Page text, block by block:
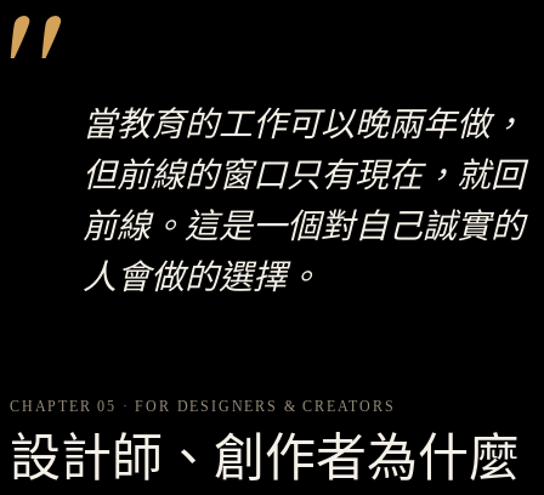
當教育的工作可以晚兩年做，
但前線的窗口只有現在，就回
前線。這是一個對自己誠實的
人會做的選擇。
CHAPTER 05 · FOR DESIGNERS & CREATORS
設計師、創作者為什麼